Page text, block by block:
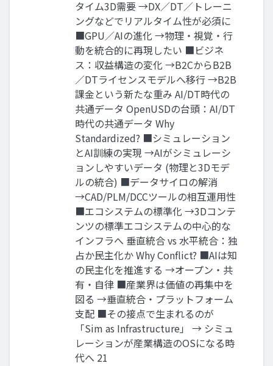
タイム3D需要 →DX／DT／トレーニ
ングなどでリアルタイム性が必須に
■GPU／AIの進化 →物理・視覚・行
動を統合的に再現したい ■ビジネ
ス：収益構造の変化 →B2CからB2B
／DTライセンスモデルへ移行 →B2B
課金という新たな重み AI/DT時代の
共通データ OpenUSDの台頭：AI/DT
時代の共通データ Why
Standardized? ■シミュレーション
とAI訓練の実現 →AIがシミュレーシ
ョンしやすいデータ (物理と3Dモデ
ルの統合) ■データサイロの解消
→CAD/PLM/DCCツールの相互運用性
■エコシステムの標準化 →3Dコンテ
ンツの標準エコシステムの中心的な
インフラへ 垂直統合 vs 水平統合：独
占か民主化か Why Conflict? ■AIは知
の民主化を推進する →オープン・共
有・自律 ■産業界は価値の再集中を
図る →垂直統合・プラットフォーム
支配 ■その接点で生まれるのが
「Sim as Infrastructure」 → シミュ
レーションが産業構造のOSになる時
代へ 21